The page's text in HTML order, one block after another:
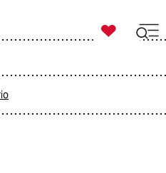
ich

taz zahl ich